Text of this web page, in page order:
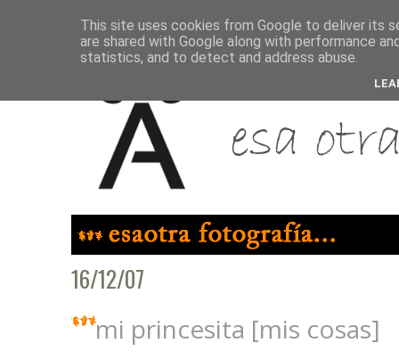
16/12/07
mi princesita [mis cosas]
This site uses cookies from Google to deliver its
are shared with Google along with performance
statistics, and to detect and address abuse.